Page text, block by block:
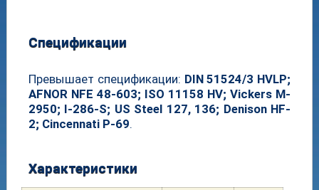
Спецификации
Превышает спецификации: DIN 51524/3 HVLP;
AFNOR NFE 48-603; ISO 11158 HV; Vickers M-
2950; I-286-S; US Steel 127, 136; Denison HF-
2; Cincennati P-69.
Характеристики